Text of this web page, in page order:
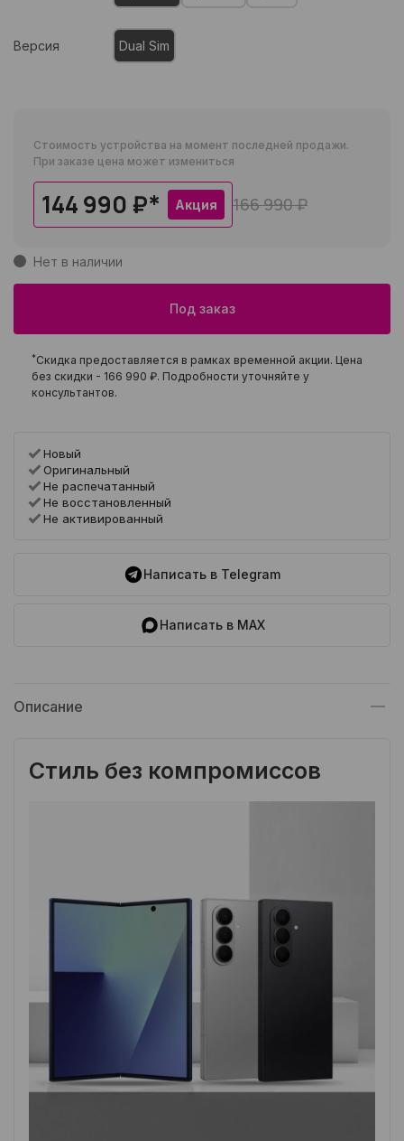
Версия Dual Sim
Стоимость устройства на момент последней продажи.
При заказе цена может измениться
144 990 ₽* Акция 166 990 ₽
Нет в наличии
Под заказ
*Скидка предоставляется в рамках временной акции. Цена
без скидки - 166 990 ₽. Подробности уточняйте у
консультантов.
Новый
Оригинальный
Не распечатанный
Не восстановленный
Не активированный
Написать в Telegram
Написать в MAX
Описание
Стиль без компромиссов